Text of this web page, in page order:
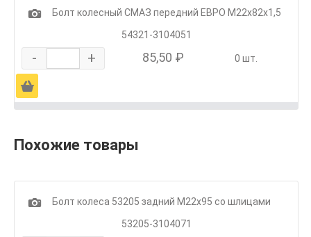
1
Болт колесный СМАЗ передний ЕВРО М22х82х1,5
54321-3104051
- + 85,50 ₽ 0 шт.
Ä
Похожие товары
1
Болт колеса 53205 задний М22х95 со шлицами
53205-3104071